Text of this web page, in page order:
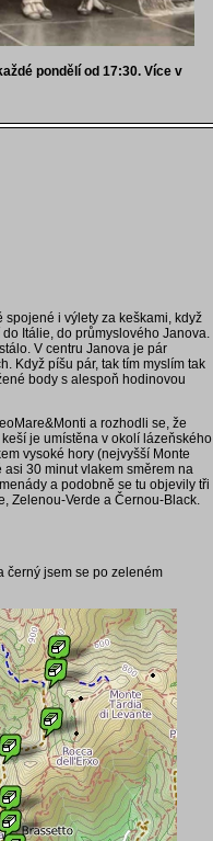
pondělí od 17:30. Více v
i výlety za keškami, když
Itálie, do průmyslového Janova.
V centru Janova je pár
Když píšu pár, tak tím myslím tak
body s alespoň hodinovou
a rozhodli se, že
je umístěna v okolí lázeňského
vysoké hory (nejvyšší Monte
30 minut vlakem směrem na
a podobně se tu objevily tři
Zelenou-Verde a Černou-Black.
černý jsem se po zeleném